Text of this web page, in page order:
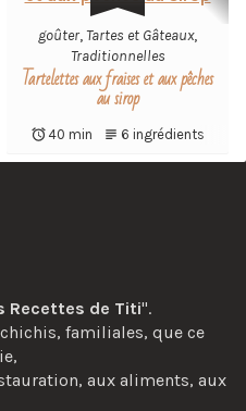
goûter,Tartes et Gâteaux,
Traditionnelles
Tartelettes aux fraises et aux pêches
au sirop
40 min 6 ingrédients
Recettes de Titi".
familiales, que ce
aux aliments, aux